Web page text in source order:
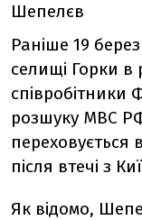
Шепелєв
Раніше 19
селищі Горки в
співробітники
розшуку МВС
переховується
після втечі з
Як відомо,